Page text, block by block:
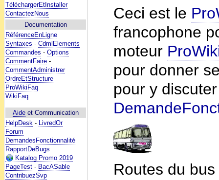
TéléchargerEtInstaller
ContactezNous
Documentation
RéférenceEnLigne
Syntaxes - CdmlElements
Commandes - Options
CommentFaire -
CommentAdministrer
OrdreEtStructure
ProWikiFaq
WikiFaq
Aide et Communication
HelpDesk - LivredOr
Forum
DemandesFonctionnalité
RapportDeBugs
Katalog Promo 2019
PageTest - BacASable
ContribuezSvp
Ceci est le
francophone
moteur
pour donner
pour y
Routes du bus